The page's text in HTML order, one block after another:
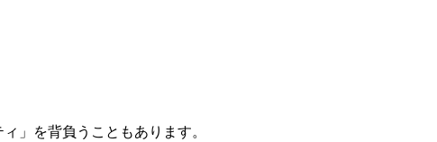
」を背負うこともあります。